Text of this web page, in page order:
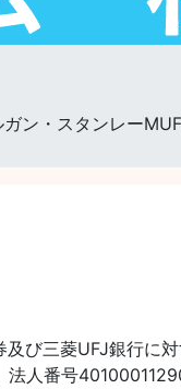
ン・スタンレー
び三菱UFJ銀行に
人番号